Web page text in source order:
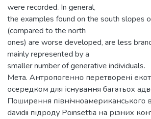
were recorded. In general,
the examples found on the south slopes
(compared to the north
ones) are worse developed, are less
mainly represented by a
smaller number of generative individuals.
Мета. Антропогенно перетворені
осередком для існування багатьох
Поширення північноамериканського
davidii підроду Poinsettia на різних